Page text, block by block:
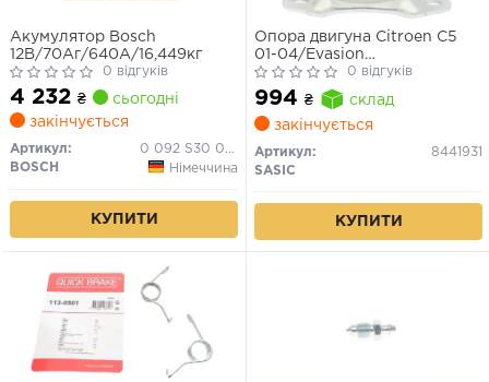
Акумулятор Bosch
12В/70Аг/640А/16,449кг
0 відгуків
4 232 ₴
сьогодні
закінчується
Артикул:
0 092 S30 080
BOSCH
Німеччина
КУПИТИ
Опора двигуна Citroen C5
01-04/Evasion
2.0HDi,Peugeot 806
2.0HDi/807 2.0 / 2.2 HDi 04-
0 відгуків
994 ₴
склад
закінчується
Артикул:
8441931
SASIC
КУПИТИ